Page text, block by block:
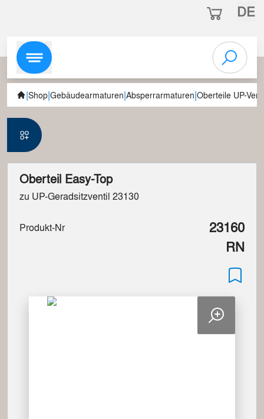
DE
|Shop|Gebäudearmaturen|Absperrarmaturen|Oberteile UP-
Oberteil Easy-Top
zu UP-Geradsitzventil 23130
Produkt-Nr
23160
RN